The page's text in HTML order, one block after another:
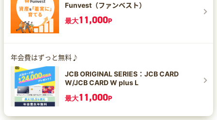
Funvest（ファンベスト）
最大11,000P
年会費はずっと無料♪
JCB ORIGINAL SERIES：JCB CARD
W/JCB CARD W plus L
最大11,000P